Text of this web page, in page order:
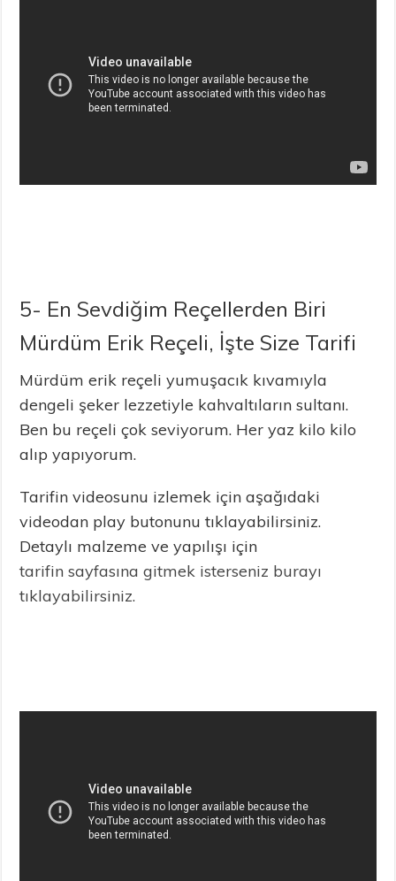
5- En Sevdiğim Reçellerden Biri
Mürdüm Erik Reçeli, İşte Size Tarifi
Mürdüm erik reçeli yumuşacık kıvamıyla
dengeli şeker lezzetiyle kahvaltıların sultanı.
Ben bu reçeli çok seviyorum. Her yaz kilo kilo
alıp yapıyorum.
Tarifin videosunu izlemek için aşağıdaki
videodan play butonunu tıklayabilirsiniz.
Detaylı malzeme ve yapılışı için
tarifin sayfasına gitmek isterseniz burayı
tıklayabilirsiniz.